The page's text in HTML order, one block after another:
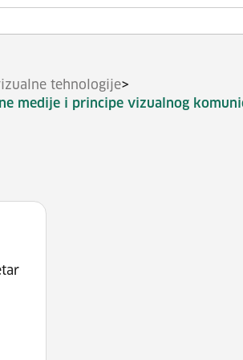
tehnologije>
medije i principe vizualnog